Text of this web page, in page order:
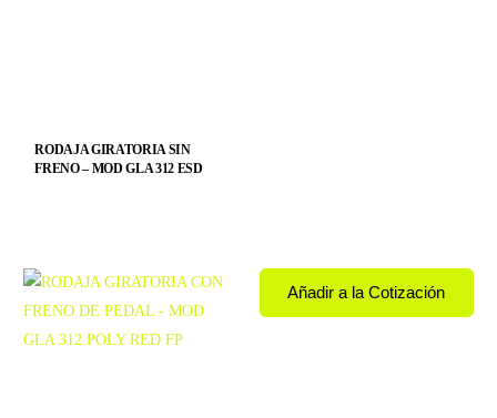
RODAJA GIRATORIA SIN
FRENO – MOD GLA 312 ESD
Añadir a la Cotización